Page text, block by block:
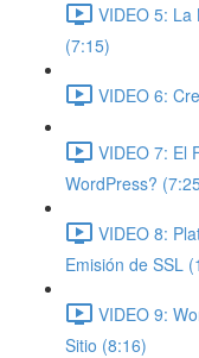
VIDEO 5: La
(7:15)
VIDEO 6:
VIDEO 7: El
WordPress?
VIDEO 8:
Emisión de SSL
VIDEO 9:
Sitio (8:16)